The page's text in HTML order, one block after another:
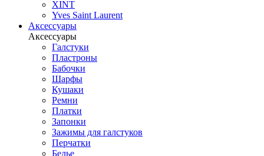
XINT
Yves Saint Laurent
Аксессуары
Аксессуары
Галстуки
Пластроны
Бабочки
Шарфы
Кушаки
Ремни
Платки
Запонки
Зажимы для галстуков
Перчатки
Белье